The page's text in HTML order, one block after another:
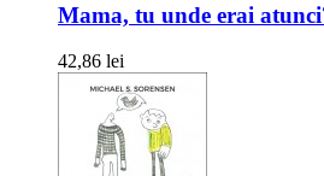
Mama, tu unde erai
42,86 lei